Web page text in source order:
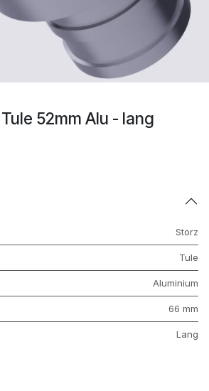
52mm Alu - lang
Storz
Tule
Aluminium
66 mm
Lang